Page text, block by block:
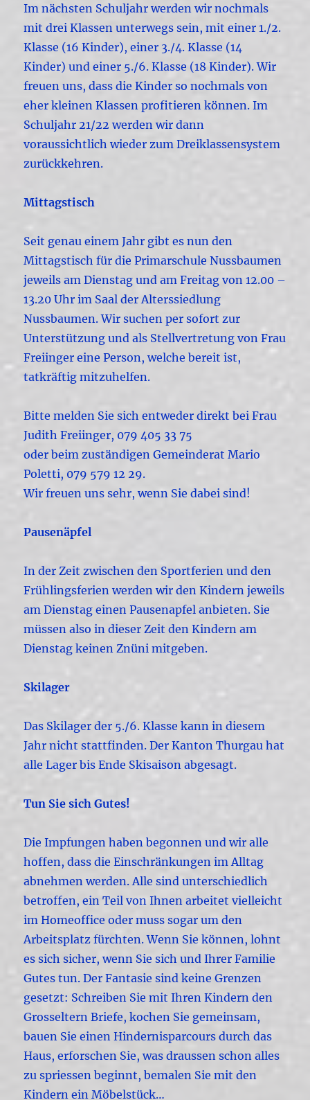
Im nächsten Schuljahr werden wir nochmals
mit drei Klassen unterwegs sein, mit einer 1./2.
Klasse (16 Kinder), einer 3./4. Klasse (14
Kinder) und einer 5./6. Klasse (18 Kinder). Wir
freuen uns, dass die Kinder so nochmals von
eher kleinen Klassen profitieren können. Im
Schuljahr 21/22 werden wir dann
voraussichtlich wieder zum Dreiklassensystem
zurückkehren.
Mittagstisch
Seit genau einem Jahr gibt es nun den
Mittagstisch für die Primarschule Nussbaumen
jeweils am Dienstag und am Freitag von 12.00 –
13.20 Uhr im Saal der Alterssiedlung
Nussbaumen. Wir suchen per sofort zur
Unterstützung und als Stellvertretung von Frau
Freiinger eine Person, welche bereit ist,
tatkräftig mitzuhelfen.
Bitte melden Sie sich entweder direkt bei Frau
Judith Freiinger, 079 405 33 75
oder beim zuständigen Gemeinderat Mario
Poletti, 079 579 12 29.
Wir freuen uns sehr, wenn Sie dabei sind!
Pausenäpfel
In der Zeit zwischen den Sportferien und den
Frühlingsferien werden wir den Kindern jeweils
am Dienstag einen Pausenapfel anbieten. Sie
müssen also in dieser Zeit den Kindern am
Dienstag keinen Znüni mitgeben.
Skilager
Das Skilager der 5./6. Klasse kann in diesem
Jahr nicht stattfinden. Der Kanton Thurgau hat
alle Lager bis Ende Skisaison abgesagt.
Tun Sie sich Gutes!
Die Impfungen haben begonnen und wir alle
hoffen, dass die Einschränkungen im Alltag
abnehmen werden. Alle sind unterschiedlich
betroffen, ein Teil von Ihnen arbeitet vielleicht
im Homeoffice oder muss sogar um den
Arbeitsplatz fürchten. Wenn Sie können, lohnt
es sich sicher, wenn Sie sich und Ihrer Familie
Gutes tun. Der Fantasie sind keine Grenzen
gesetzt: Schreiben Sie mit Ihren Kindern den
Grosseltern Briefe, kochen Sie gemeinsam,
bauen Sie einen Hindernisparcours durch das
Haus, erforschen Sie, was draussen schon alles
zu spriessen beginnt, bemalen Sie mit den
Kindern ein Möbelstück…